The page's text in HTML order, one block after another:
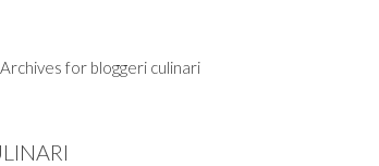
for bloggeri culinari